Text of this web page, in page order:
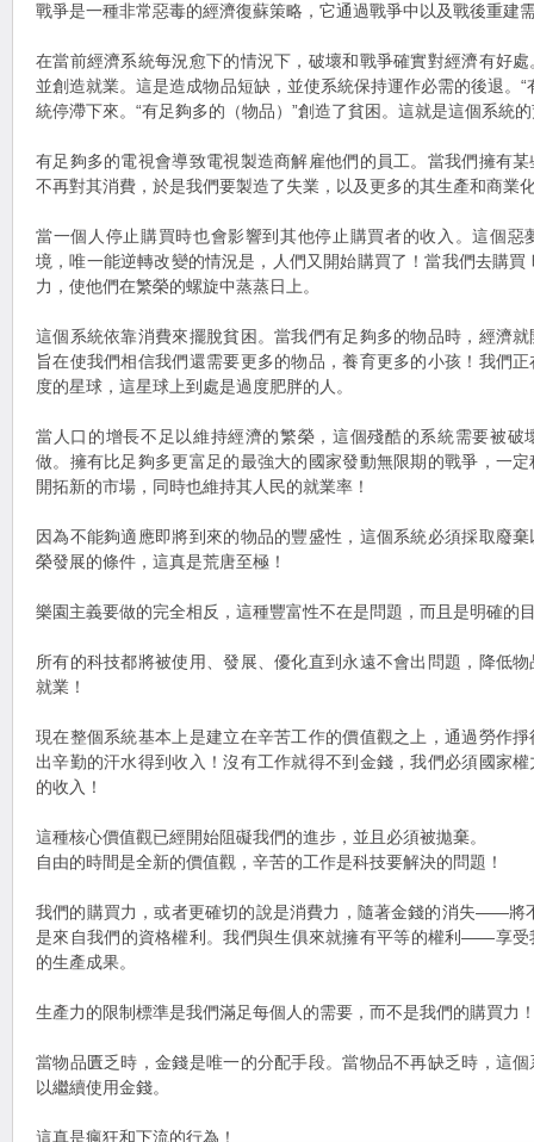
戰爭是一種非常惡毒的經濟復蘇策略，它通過戰爭中以及戰後重建
在當前經濟系統每況愈下的情況下，破壞和戰爭確實對經濟有好
並創造就業。這是造成物品短缺，並使系統保持運作必需的後退。
統停滯下來。“有足夠多的（物品）”創造了貧困。這就是這個系統
有足夠多的電視會導致電視製造商解雇他們的員工。當我們擁有
不再對其消費，於是我們要製造了失業，以及更多的其生產和商業
當一個人停止購買時也會影響到其他停止購買者的收入。這個惡
境，唯一能逆轉改變的情況是，人們又開始購買了！當我們去購
力，使他們在繁榮的螺旋中蒸蒸日上。
這個系統依靠消費來擺脫貧困。當我們有足夠多的物品時，經濟
旨在使我們相信我們還需要更多的物品，養育更多的小孩！我們
度的星球，這星球上到處是過度肥胖的人。
當人口的增長不足以維持經濟的繁榮，這個殘酷的系統需要被破
做。擁有比足夠多更富足的最強大的國家發動無限期的戰爭，一
開拓新的市場，同時也維持其人民的就業率！
因為不能夠適應即將到來的物品的豐盛性，這個系統必須採取廢
榮發展的條件，這真是荒唐至極！
樂園主義要做的完全相反，這種豐富性不在是問題，而且是明確的
所有的科技都將被使用、發展、優化直到永遠不會出問題，降低
就業！
現在整個系統基本上是建立在辛苦工作的價值觀之上，通過勞作
出辛勤的汗水得到收入！沒有工作就得不到金錢，我們必須國家
的收入！
這種核心價值觀已經開始阻礙我們的進步，並且必須被拋棄。
自由的時間是全新的價值觀，辛苦的工作是科技要解決的問題！
我們的購買力，或者更確切的說是消費力，隨著金錢的消失——將
是來自我們的資格權利。我們與生俱來就擁有平等的權利——享受
的生產成果。
生產力的限制標準是我們滿足每個人的需要，而不是我們的購買力
當物品匱乏時，金錢是唯一的分配手段。當物品不再缺乏時，這
以繼續使用金錢。
這真是瘋狂和下流的行為！